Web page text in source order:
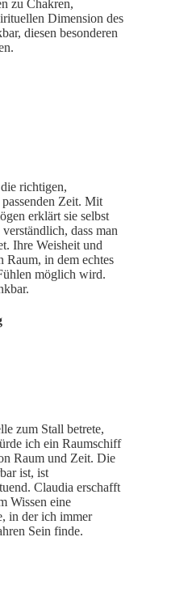
zu Chakren,
Dimension des
diesen besonderen
richtigen,
Zeit. Mit
erklärt sie selbst
dass man
Ihre Weisheit und
Raum, in dem echtes
möglich wird.
zum Stall betrete,
ich ein Raumschiff
Raum und Zeit. Die
ist, ist
Claudia erschafft
Wissen eine
in der ich immer
Sein finde.